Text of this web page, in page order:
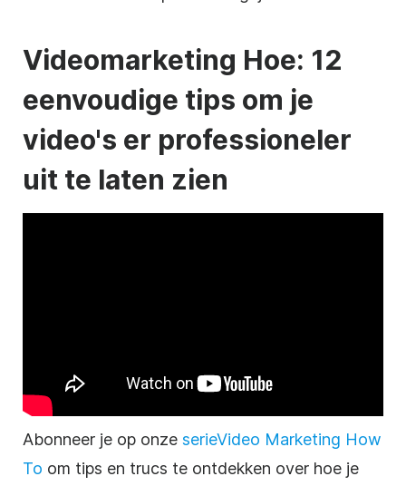
Videomarketing Hoe: 12
eenvoudige tips om je
video's er professioneler
uit te laten zien
Abonneer je op onze serieVideo Marketing How
To om tips en trucs te ontdekken over hoe je